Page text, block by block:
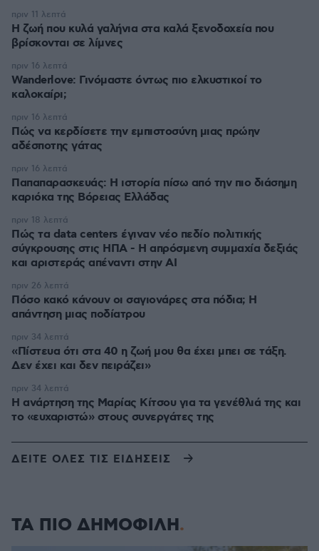
Η ζωή που κυλά γαλήνια στα καλά ξενοδοχεία που
βρίσκονται σε λίμνες
πριν 11 λεπτά
Wanderlove: Γινόμαστε όντως πιο ελκυστικοί το
καλοκαίρι;
πριν 16 λεπτά
Πώς να κερδίσετε την εμπιστοσύνη μιας πρώην
αδέσποτης γάτας
πριν 16 λεπτά
Παπαπαρασκευάς: Η ιστορία πίσω από την πιο διάσημη
καριόκα της Βόρειας Ελλάδας
πριν 16 λεπτά
Πώς τα data centers έγιναν νέο πεδίο πολιτικής
σύγκρουσης στις ΗΠΑ - Η απρόσμενη συμμαχία δεξιάς
και αριστεράς απέναντι στην AI
πριν 18 λεπτά
Πόσο κακό κάνουν οι σαγιονάρες στα πόδια; Η
απάντηση μιας ποδίατρου
πριν 26 λεπτά
«Πίστευα ότι στα 40 η ζωή μου θα έχει μπει σε τάξη.
Δεν έχει και δεν πειράζει»
πριν 34 λεπτά
Η ανάρτηση της Μαρίας Κίτσου για τα γενέθλιά της και
το «ευχαριστώ» στους συνεργάτες της
πριν 34 λεπτά
ΔΕΙΤΕ ΟΛΕΣ ΤΙΣ ΕΙΔΗΣΕΙΣ
ΤΑ ΠΙΟ ΔΗΜΟΦΙΛΗ